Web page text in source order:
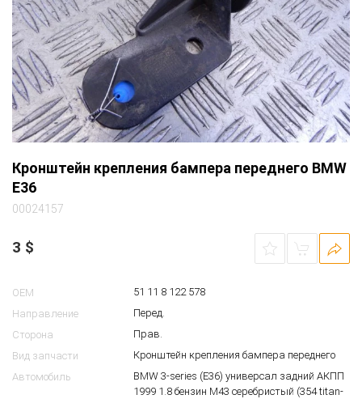
Кронштейн крепления бампера переднего BMW
E36
00024157
3 $
OEM
51 11 8 122 578
Направление
Перед.
Сторона
Прав.
Вид запчасти
Кронштейн крепления бампера переднего
Автомобиль
BMW 3-series (E36) универсал задний АКПП
1999 1.8 бензин M43 серебристый (354 titan-